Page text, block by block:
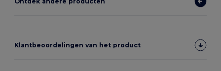
Klantbeoordelingen van het product